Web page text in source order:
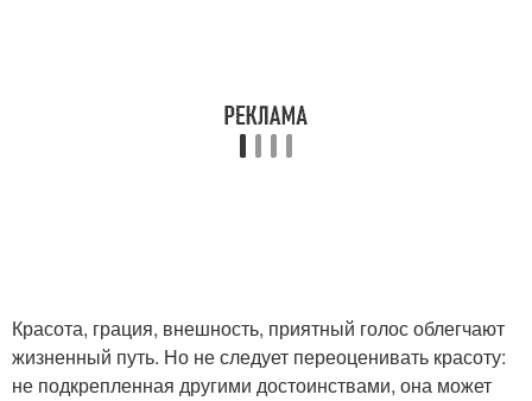
Красота, грация, внешность, приятный голос облег­чают
жизненный путь. Но не следует переоценивать красоту:
не подкрепленная другими достоинствами, она может